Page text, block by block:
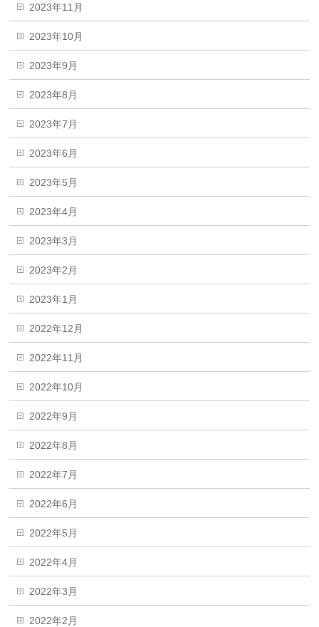
2023年11月
2023年10月
2023年9月
2023年8月
2023年7月
2023年6月
2023年5月
2023年4月
2023年3月
2023年2月
2023年1月
2022年12月
2022年11月
2022年10月
2022年9月
2022年8月
2022年7月
2022年6月
2022年5月
2022年4月
2022年3月
2022年2月